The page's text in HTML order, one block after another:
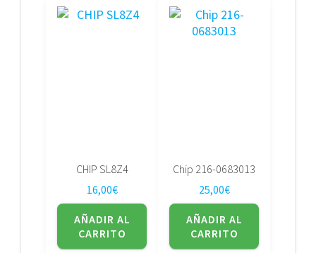
CHIP SL8Z4
16,00€
AÑADIR AL
CARRITO
Chip 216-0683013
25,00€
AÑADIR AL
CARRITO